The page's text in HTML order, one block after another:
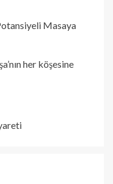
Masaya
her köşesine